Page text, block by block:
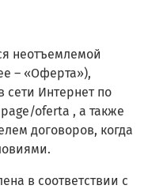
неотъемлемой
– «Оферта»),
Интернет по
oferta , а также
договоров, когда
в соответствии с